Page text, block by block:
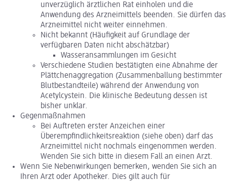
unverzüglich ärztlichen Rat einholen und die
Anwendung des Arzneimittels beenden. Sie dürfen das
Arzneimittel nicht weiter einnehmen.
Nicht bekannt (Häufigkeit auf Grundlage der
verfügbaren Daten nicht abschätzbar)
Wasseransammlungen im Gesicht
Verschiedene Studien bestätigten eine Abnahme der
Plättchenaggregation (Zusammenballung bestimmter
Blutbestandteile) während der Anwendung von
Acetylcystein. Die klinische Bedeutung dessen ist
bisher unklar.
Gegenmaßnahmen
Bei Auftreten erster Anzeichen einer
Überempfindlichkeitsreaktion (siehe oben) darf das
Arzneimittel nicht nochmals eingenommen werden.
Wenden Sie sich bitte in diesem Fall an einen Arzt.
Wenn Sie Nebenwirkungen bemerken, wenden Sie sich an
Ihren Arzt oder Apotheker. Dies gilt auch für